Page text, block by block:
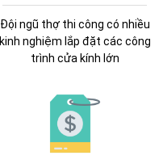
Đội ngũ thợ thi công có nhiều
kinh nghiệm lắp đặt các công
trình cửa kính lớn